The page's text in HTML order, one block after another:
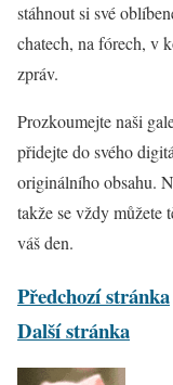
stáhnout si své
chatech, na fórech, v
zpráv.
Prozkoumejte naši
přidejte do svého
originálního obsahu.
takže se vždy můžete
váš den.
Předchozí stránka
Další stránka